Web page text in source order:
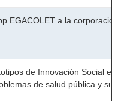
EGACOLET a la
de Innovación Social
de salud pública y